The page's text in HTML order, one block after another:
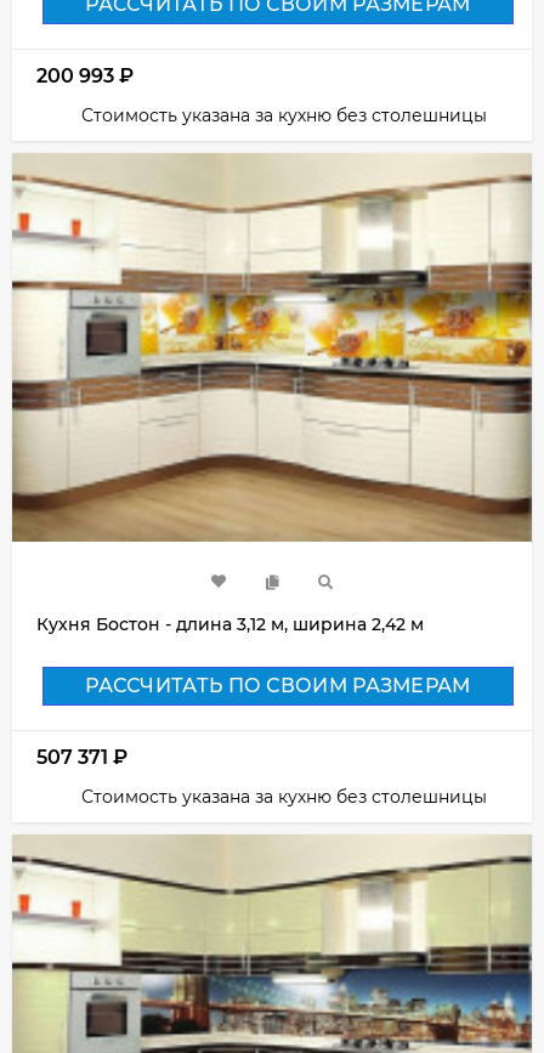
200 993 ₽
Стоимость указана за кухню без столешницы
Кухня Бостон - длина 3,12 м, ширина 2,42 м
РАССЧИТАТЬ ПО СВОИМ РАЗМЕРАМ
507 371 ₽
Стоимость указана за кухню без столешницы